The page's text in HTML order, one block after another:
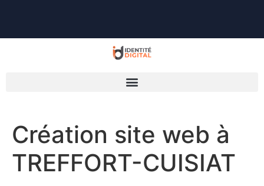
Création site web à
TREFFORT-CUISIAT